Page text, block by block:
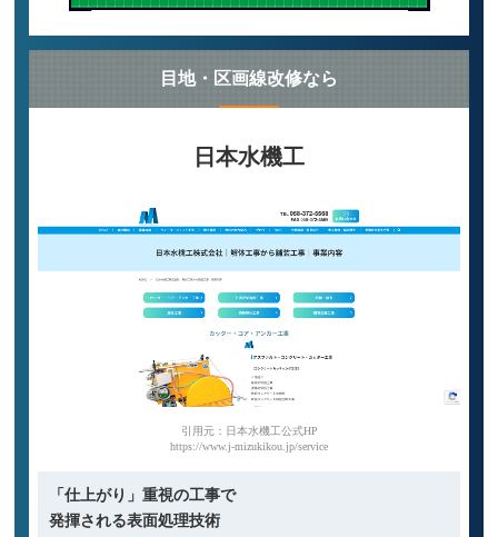
目地・区画線改修なら
日本水機工
引用元：日本水機工公式HP
https://www.j-mizukikou.jp/service
「仕上がり」重視の工事で
発揮される表面処理技術